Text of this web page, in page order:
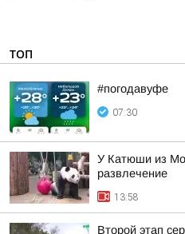
ТОП
#погодавуфе
07:30
У Катюши из
развлечение
13:58
Второй этап